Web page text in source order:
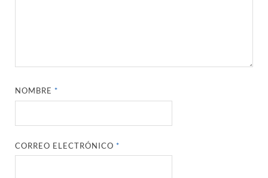
NOMBRE*
CORREO ELECTRÓNICO*